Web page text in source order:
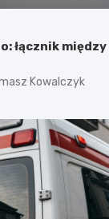
łącznik
Kowalczyk